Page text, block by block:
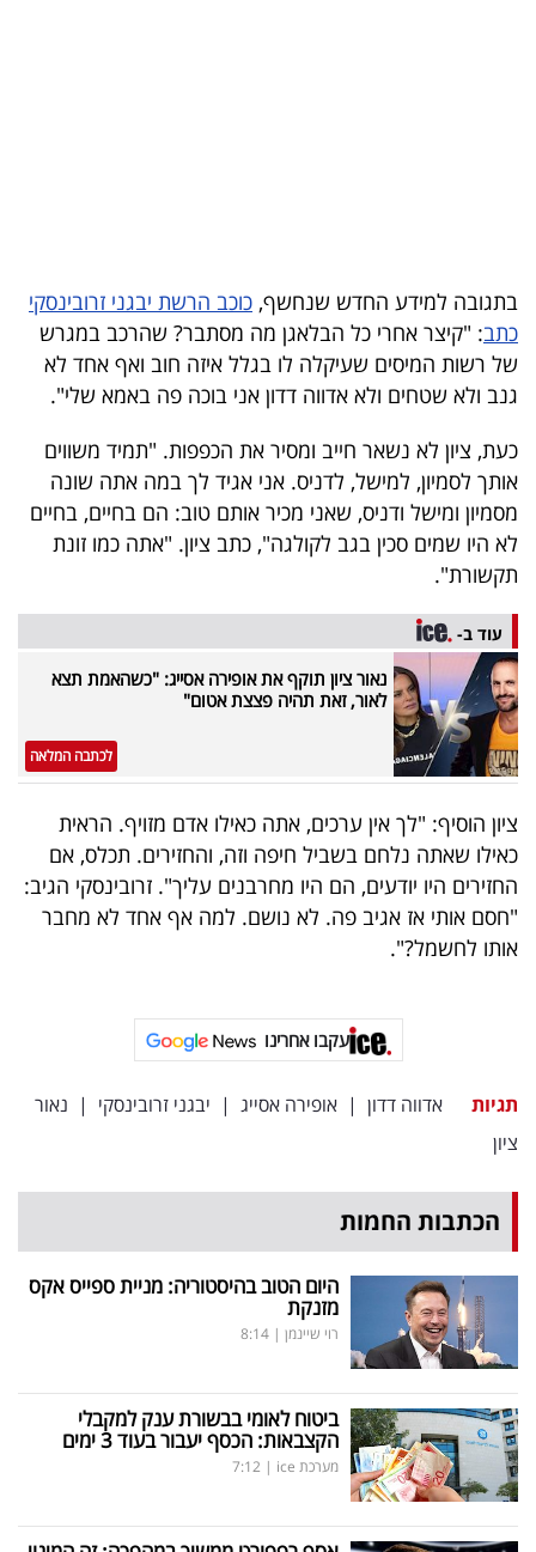
הכלכלי
פודקאסט
UNDER
40
שיתופי
פעולה
דרושים
מייל
אדום
אחרינו:
בתגובה למידע החדש שנחשף, כוכב הרשת יבגני זרובינסקי
כתב: "קיצר אחרי כל הבלאגן מה מסתבר? שהרכב במגרש
של רשות המיסים שעיקלה לו בגלל איזה חוב ואף אחד לא
גנב ולא שטחים ולא אדווה דדון אני בוכה פה באמא שלי".
כעת, ציון לא נשאר חייב ומסיר את הכפפות. "תמיד משווים
אותך לסמיון, למישל, לדניס. אני אגיד לך במה אתה שונה
מסמיון ומישל ודניס, שאני מכיר אותם טוב: הם בחיים, בחיים
לא היו שמים סכין בגב לקולגה", כתב ציון. "אתה כמו זונת
תקשורת".
עוד ב-
נאור ציון תוקף את אופירה אסייג: "כשהאמת תצא
לאור, זאת תהיה פצצת אטום"
לכתבה המלאה
ציון הוסיף: "לך אין ערכים, אתה כאילו אדם מזויף. הראית
כאילו שאתה נלחם בשביל חיפה וזה, והחזירים. תכלס, אם
החזירים היו יודעים, הם היו מחרבנים עליך". זרובינסקי הגיב:
"חסם אותי אז אגיב פה. לא נושם. למה אף אחד לא מחבר
אותו לחשמל?".
עקבו אחרינו
תגיות אדווה דדון | אופירה אסייג | יבגני זרובינסקי | נאור
ציון
הכתבות החמות
היום הטוב בהיסטוריה: מניית ספייס אקס
מזנקת
רוי שיינמן |
8:14
ביטוח לאומי בבשורת ענק למקבלי
הקצבאות: הכסף יעבור בעוד 3 ימים
מערכת ice |
7:12